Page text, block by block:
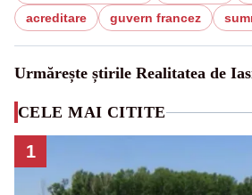
acreditare
guvern francez
Urmărește știrile Realitatea de
CELE MAI CITITE
1